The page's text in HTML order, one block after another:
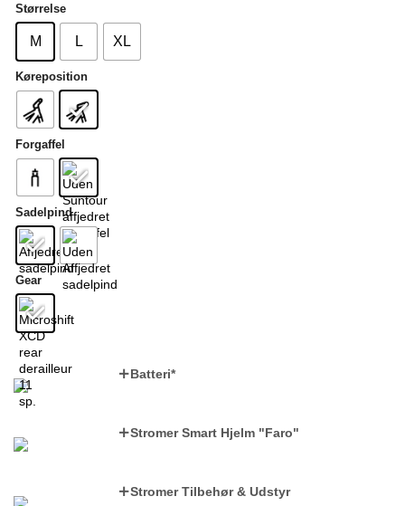
Størrelse
M L XL
Køreposition
Forgaffel
Sadelpind
Gear
Batteri*
Stromer Smart Hjelm "Faro"
Stromer Tilbehør & Udstyr